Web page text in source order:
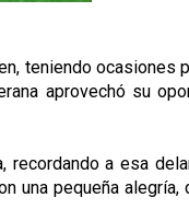
teniendo ocasiones
aprovechó su
a esa
una pequeña